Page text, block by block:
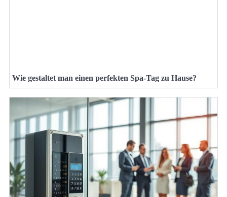
Wie gestaltet man einen perfekten Spa-Tag zu Hause?